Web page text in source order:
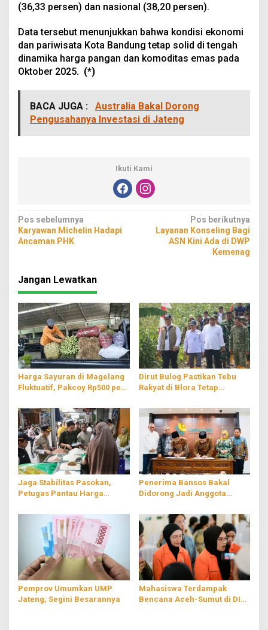
(36,33 persen) dan nasional (38,20 persen).
Data tersebut menunjukkan bahwa kondisi ekonomi
dan pariwisata Kota Bandung tetap solid di tengah
dinamika harga pangan dan komoditas emas pada
Oktober 2025. (*)
BACA JUGA :
Australia Bakal Dorong
Pengusahanya Investasi di Jateng
Ikuti Kami
Navigasi
pos
Pos sebelumnya
Karyawan Michelin Hadapi
Ancaman PHK
Pos berikutnya
Layanan Konseling Bagi
ASN Kini Ada di DWP
Kemenag
Jangan Lewatkan
Harga Sayuran di Magelang
Fluktuatif, Pakcoy Rp500 per
Dirut Bulog Pastikan Tebu
Rakyat di Blora Tetap
PG GMM
Jaga Stabilitas Pasokan,
Petugas Pantau Harga
Tradisional Magelang
Penerima Bansos Bakal
Didorong Jadi Anggota
Pemprov Umumkan UMP
Jateng, Segini Besarannya
Mahasiswa Terdampak
Bencana Aceh-Sumut di DIY